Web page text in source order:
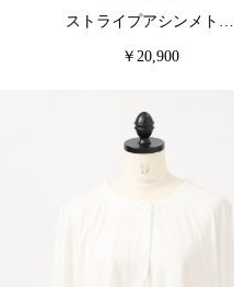
ストライプアシンメト…
￥20,900